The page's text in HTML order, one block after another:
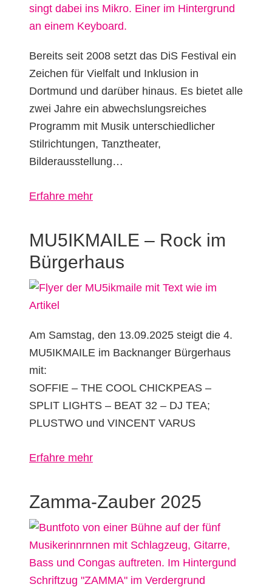
Bereits seit 2008 setzt das DiS Festival ein
Zeichen für Vielfalt und Inklusion in
Dortmund und darüber hinaus. Es bietet alle
zwei Jahre ein abwechslungsreiches
Programm mit Musik unterschiedlicher
Stilrichtungen, Tanztheater,
Bilderausstellung…
Erfahre mehrüber
–
Dortmunder
inklusives
Soundfestival
MU5IKMAILE – Rock im
Bürgerhaus
Am Samstag, den 13.09.2025 steigt die 4.
MU5IKMAILE im Backnanger Bürgerhaus
mit:
SOFFIE – THE COOL CHICKPEAS –
SPLIT LIGHTS – BEAT 32 – DJ TEA;
PLUSTWO und VINCENT VARUS
Erfahre mehrüber
Rock
im
Bürgerhaus
Zamma-Zauber 2025